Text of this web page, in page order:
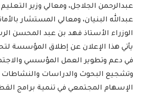
عبدالرحمن الجلاجل، ومعالي وزير
عبدالله البنيان، ومعالي المستشار
الوزراء الأستاذ فهد بن عبد المحسن
يأتي هذا الإعلان عن إطلاق المؤسسة
في دعم وتطوير العمل المؤسسي
وتشجيع البحوث والدراسات والنشاطات
الإسهام المجتمعي في تنمية برامج